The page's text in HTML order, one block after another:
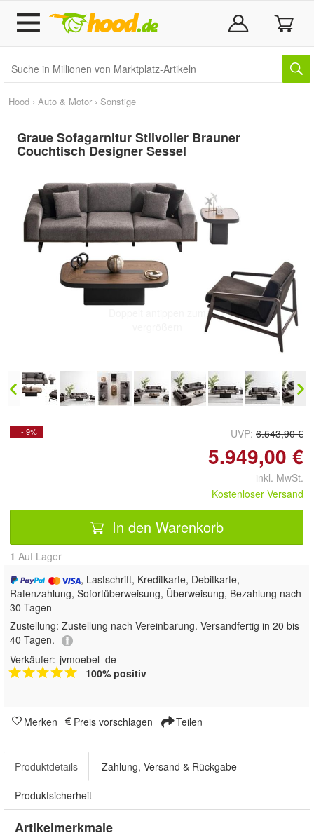
Hood › Auto & Motor › Sonstige
Graue Sofagarnitur Stilvoller Brauner
Couchtisch Designer Sessel
- 9% UVP: 6.543,90 €
5.949,00 €
inkl. MwSt.
Kostenloser Versand
In den Warenkorb
1 Auf Lager
, Lastschrift, Kreditkarte, Debitkarte,
Ratenzahlung, Sofortüberweisung, Überweisung, Bezahlung nach
30 Tagen
Zustellung: Zustellung nach Vereinbarung. Versandfertig in 20 bis
40 Tagen.
Verkäufer: jvmoebel_de
100% positiv
Merken Preis vorschlagen Teilen
Produktdetails Zahlung, Versand & Rückgabe
Produktsicherheit
Artikelmerkmale